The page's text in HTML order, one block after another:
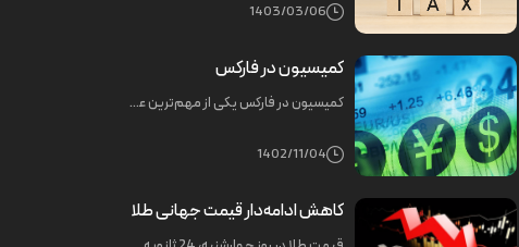
1403/03/06
کمیسیون در فارکس
کمیسیون در فارکس یکی از مهم‌ترین عواملی است که معامله‌گران فارکس باید در نظر داشته باشند. این کارمزد می‌تواند تأثیر قابل توجهی بر سودآوری معاملات داشته باشد.در ادامه به بررسی انواع کمیسیون در فارکس، نحوه محاسبه آن و اهمیت آن خواهیم پرداخت.
1402/11/04
کاهش ادامه‌دار قیمت جهانی طلا